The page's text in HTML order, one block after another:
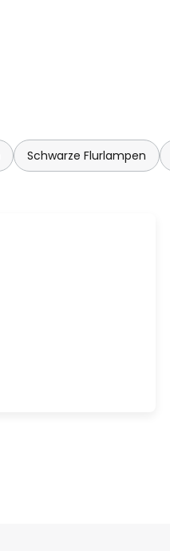
Schwarze Flurlampen